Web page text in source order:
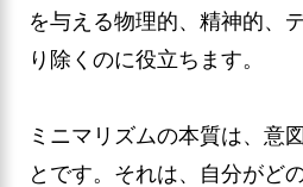
を与える物理的、精神的、
り除くのに役立ちます。
ミニマリズムの本質は、意
とです。それは、自分がど